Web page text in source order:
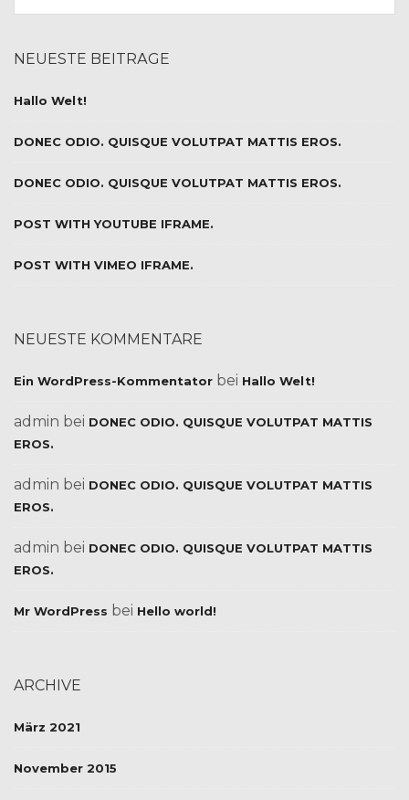
NEUESTE BEITRÄGE
Hallo Welt!
DONEC ODIO. QUISQUE VOLUTPAT MATTIS EROS.
DONEC ODIO. QUISQUE VOLUTPAT MATTIS EROS.
POST WITH YOUTUBE IFRAME.
POST WITH VIMEO IFRAME.
NEUESTE KOMMENTARE
Ein WordPress-Kommentator bei Hallo Welt!
admin bei DONEC ODIO. QUISQUE VOLUTPAT MATTIS
EROS.
admin bei DONEC ODIO. QUISQUE VOLUTPAT MATTIS
EROS.
admin bei DONEC ODIO. QUISQUE VOLUTPAT MATTIS
EROS.
Mr WordPress bei Hello world!
ARCHIVE
März 2021
November 2015